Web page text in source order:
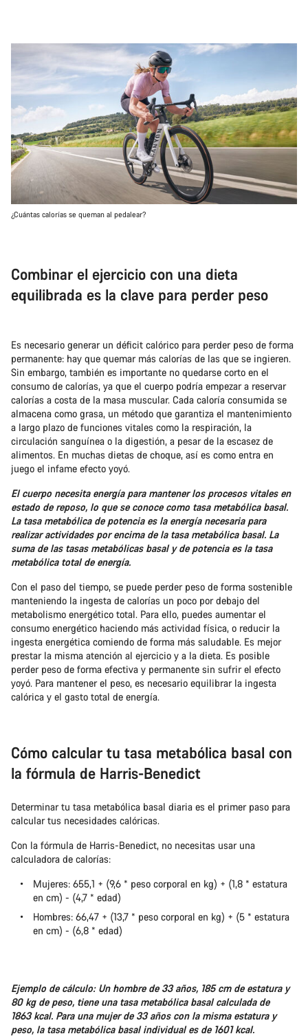
¿Cuántas calorías se queman al pedalear?
Combinar el ejercicio con una dieta
equilibrada es la clave para perder peso
Es necesario generar un déficit calórico para perder peso de forma
permanente: hay que quemar más calorías de las que se ingieren.
Sin embargo, también es importante no quedarse corto en el
consumo de calorías, ya que el cuerpo podría empezar a reservar
calorías a costa de la masa muscular. Cada caloría consumida se
almacena como grasa, un método que garantiza el mantenimiento
a largo plazo de funciones vitales como la respiración, la
circulación sanguínea o la digestión, a pesar de la escasez de
alimentos. En muchas dietas de choque, así es como entra en
juego el infame efecto yoyó.
El cuerpo necesita energía para mantener los procesos vitales en
estado de reposo, lo que se conoce como tasa metabólica basal.
La tasa metabólica de potencia es la energía necesaria para
realizar actividades por encima de la tasa metabólica basal. La
suma de las tasas metabólicas basal y de potencia es la tasa
metabólica total de energía.
Con el paso del tiempo, se puede perder peso de forma sostenible
manteniendo la ingesta de calorías un poco por debajo del
metabolismo energético total. Para ello, puedes aumentar el
consumo energético haciendo más actividad física, o reducir la
ingesta energética comiendo de forma más saludable. Es mejor
prestar la misma atención al ejercicio y a la dieta. Es posible
perder peso de forma efectiva y permanente sin sufrir el efecto
yoyó. Para mantener el peso, es necesario equilibrar la ingesta
calórica y el gasto total de energía.
Cómo calcular tu tasa metabólica basal con
la fórmula de Harris-Benedict
Determinar tu tasa metabólica basal diaria es el primer paso para
calcular tus necesidades calóricas.
Con la fórmula de Harris-Benedict, no necesitas usar una
calculadora de calorías:
Mujeres: 655,1 + (9,6 * peso corporal en kg) + (1,8 * estatura
en cm) - (4,7 * edad)
Hombres: 66,47 + (13,7 * peso corporal en kg) + (5 * estatura
en cm) - (6,8 * edad)
Ejemplo de cálculo: Un hombre de 33 años, 185 cm de estatura y
80 kg de peso, tiene una tasa metabólica basal calculada de
1863 kcal. Para una mujer de 33 años con la misma estatura y
peso, la tasa metabólica basal individual es de 1601 kcal.